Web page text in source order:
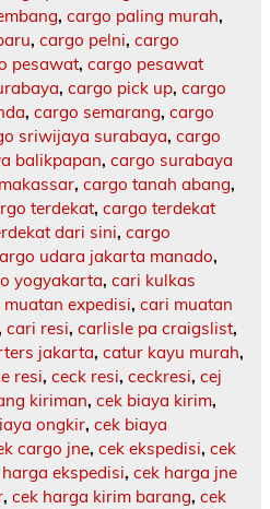
, cargo paling murah,
, cargo pelni, cargo
pesawat, cargo pesawat
, cargo pick up, cargo
, cargo semarang, cargo
sriwijaya surabaya, cargo
balikpapan, cargo surabaya
, cargo tanah abang,
terdekat, cargo terdekat
dari sini, cargo
udara jakarta manado,
yogyakarta, cari kulkas
expedisi, cari muatan
cari resi, carlisle pa craigslist,
jakarta, catur kayu murah,
resi, ceck resi, ceckresi, cej
kiriman, cek biaya kirim,
ongkir, cek biaya
cargo jne, cek ekspedisi, cek
ekspedisi, cek harga jne
, cek harga kirim barang, cek